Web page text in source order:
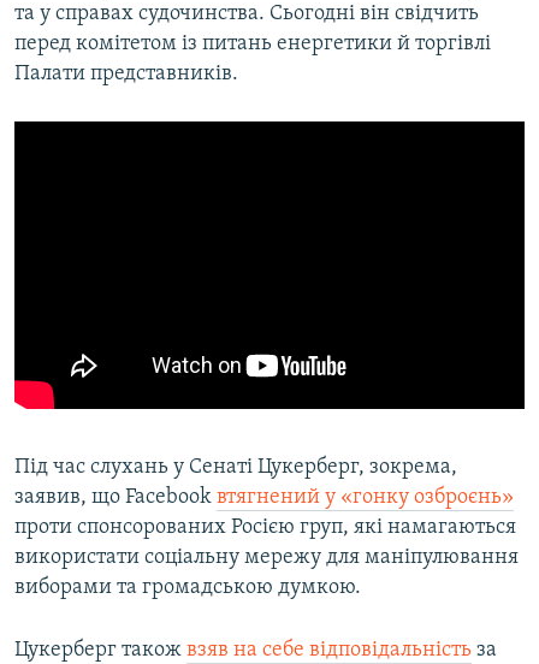
та у справах судочинства. Сьогодні він свідчить
перед комітетом із питань енергетики й торгівлі
Палати представників.
Під час слухань у Сенаті Цукерберг, зокрема,
заявив, що Facebook втягнений у «гонку озброєнь»
проти спонсорованих Росією груп, які намагаються
використати соціальну мережу для маніпулювання
виборами та громадською думкою.
Цукерберг також взяв на себе відповідальність за